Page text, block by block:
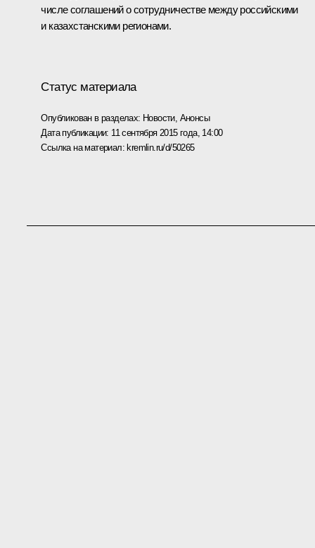
числе соглашений о сотрудничестве между российскими
и казахстанскими регионами.
Статус материала
Опубликован в разделах: Новости, Анонсы
Дата публикации: 11 сентября 2015 года, 14:00
Ссылка на материал: kremlin.ru/d/50265